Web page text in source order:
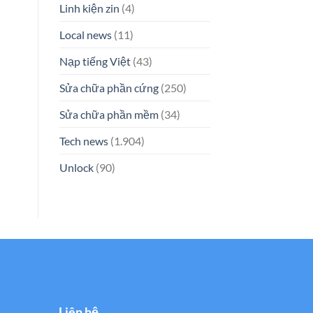
Linh kiện zin (4)
Local news(11)
Nạp tiếng Việt(43)
Sửa chữa phần cứng(250)
Sửa chữa phần mềm(34)
Tech news(1.904)
Unlock(90)